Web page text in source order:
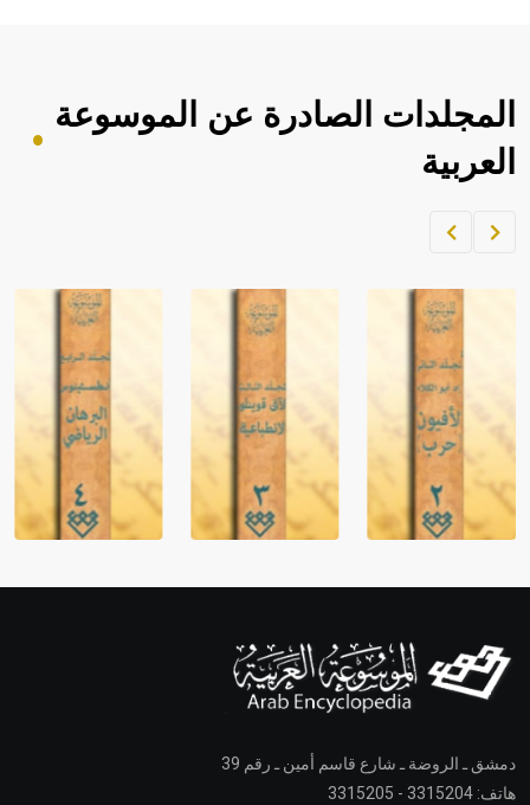
المجلدات الصادرة عن الموسوعة
العربية
دمشق ـ الروضة ـ شارع قاسم أمين ـ رقم 39
هاتف: 3315204 - 3315205